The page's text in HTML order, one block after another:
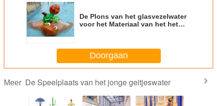
De Plons van het glasvezelwater
voor het Materiaal van het het
Doorgaan
Meer De Speelplaats van het jonge geitjeswater